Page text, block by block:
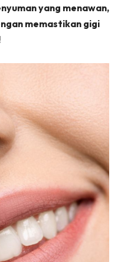
yang menawan,
memastikan gigi